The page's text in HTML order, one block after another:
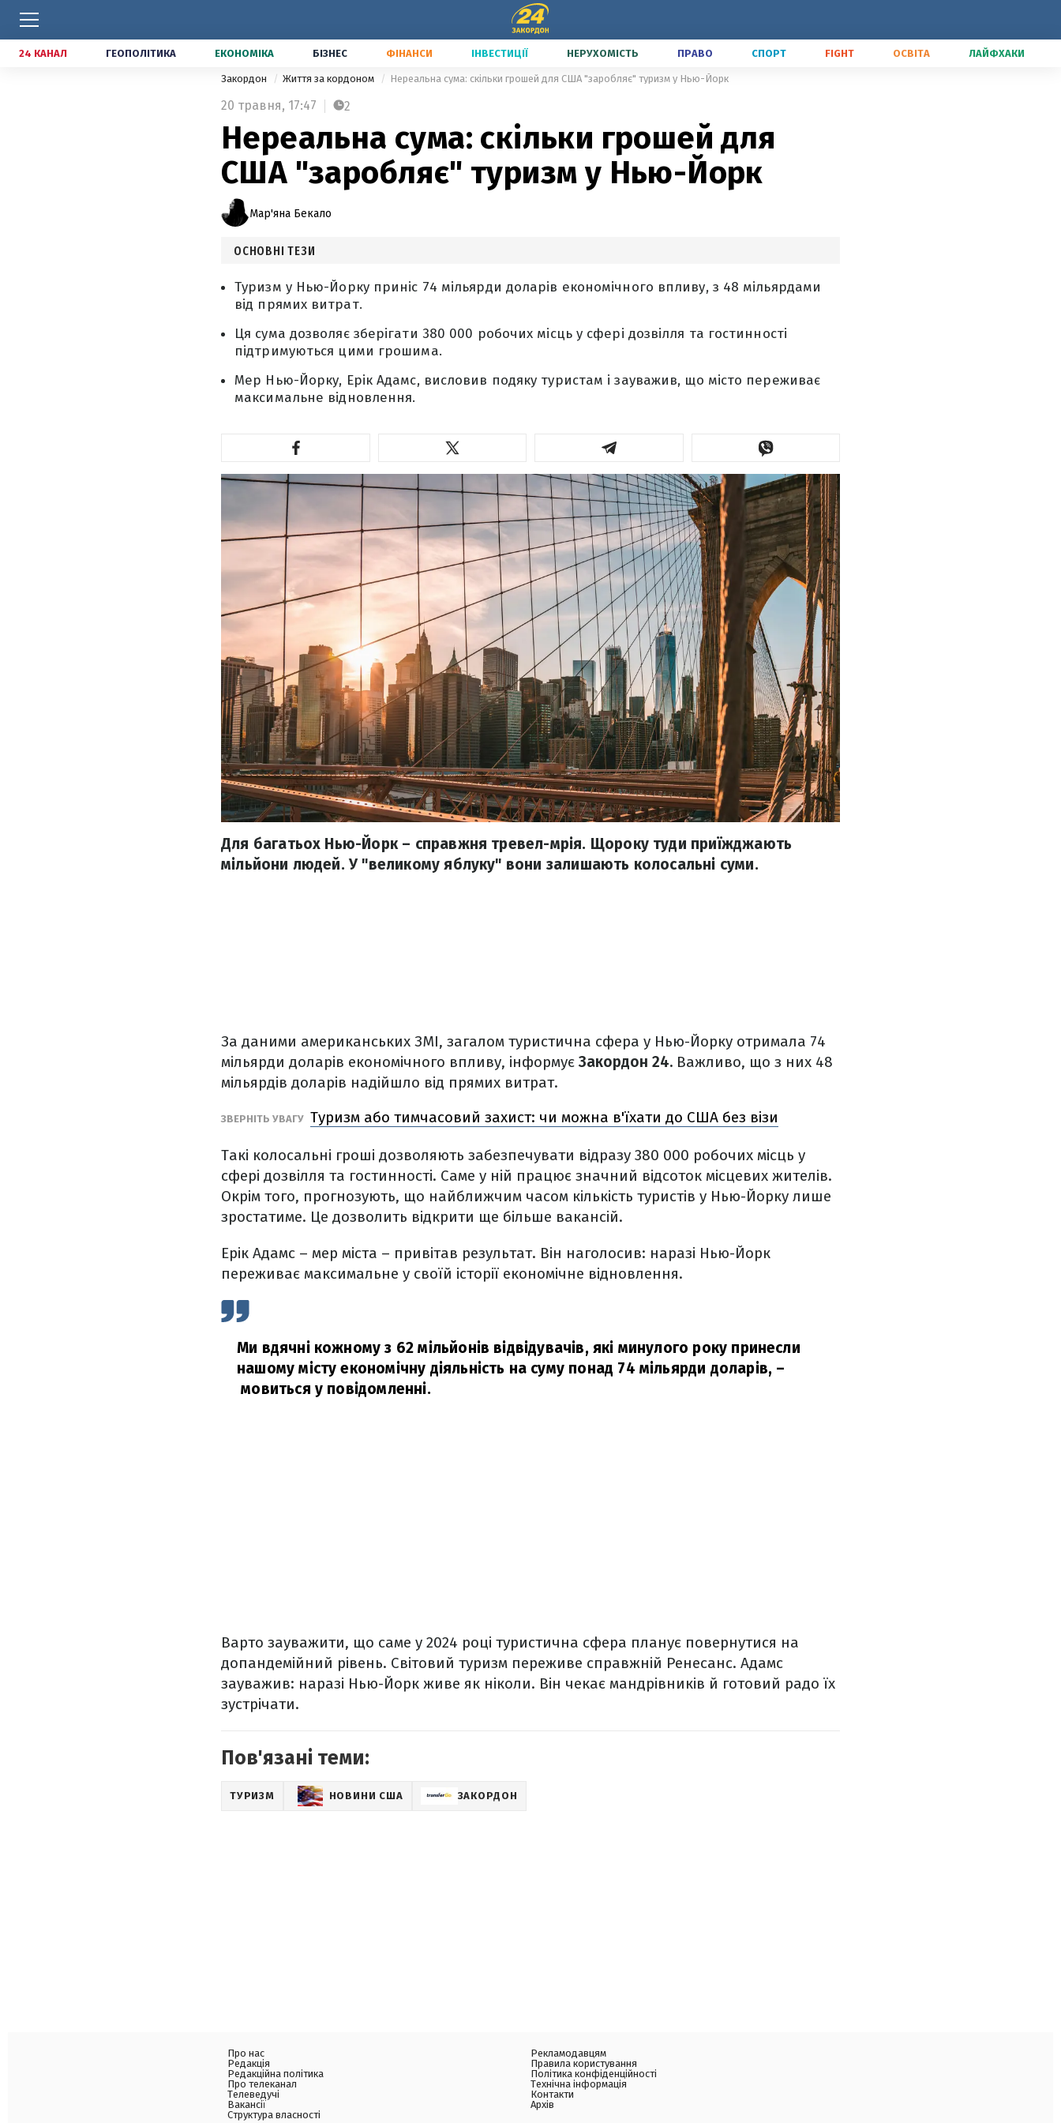
24 КАНАЛ ГЕОПОЛІТИКА ЕКОНОМІКА БІЗНЕС ФІНАНСИ ІНВЕСТИЦІЇ НЕРУХОМІСТЬ ПРАВО СПОРТ FIGHT ОСВІТА ЛАЙФХАКИ
Закордон Життя за кордоном Нереальна сума: скільки грошей для США "заробляє" туризм у Нью-Йорк
20 травня, 17:47 2
Нереальна сума: скільки грошей для
США "заробляє" туризм у Нью-Йорк
Мар'яна Бекало
ОСНОВНІ ТЕЗИ
Туризм у Нью-Йорку приніс 74 мільярди доларів економічного впливу, з 48 мільярдами
від прямих витрат.
Ця сума дозволяє зберігати 380 000 робочих місць у сфері дозвілля та гостинності
підтримуються цими грошима.
Мер Нью-Йорку, Ерік Адамс, висловив подяку туристам і зауважив, що місто переживає
максимальне відновлення.
Для багатьох Нью-Йорк – справжня тревел-мрія. Щороку туди приїжджають
мільйони людей. У "великому яблуку" вони залишають колосальні суми.
За даними американських ЗМІ, загалом туристична сфера у Нью-Йорку отримала 74
мільярди доларів економічного впливу, інформує Закордон 24. Важливо, що з них 48
мільярдів доларів надійшло від прямих витрат.
ЗВЕРНІТЬ УВАГУ Туризм або тимчасовий захист: чи можна в'їхати до США без візи
Такі колосальні гроші дозволяють забезпечувати відразу 380 000 робочих місць у
сфері дозвілля та гостинності. Саме у ній працює значний відсоток місцевих жителів.
Окрім того, прогнозують, що найближчим часом кількість туристів у Нью-Йорку лише
зростатиме. Це дозволить відкрити ще більше вакансій.
Ерік Адамс – мер міста – привітав результат. Він наголосив: наразі Нью-Йорк
переживає максимальне у своїй історії економічне відновлення.
Ми вдячні кожному з 62 мільйонів відвідувачів, які минулого року принесли
нашому місту економічну діяльність на суму понад 74 мільярди доларів, –
мовиться у повідомленні.
Варто зауважити, що саме у 2024 році туристична сфера планує повернутися на
допандемійний рівень. Світовий туризм переживе справжній Ренесанс. Адамс
зауважив: наразі Нью-Йорк живе як ніколи. Він чекає мандрівників й готовий радо їх
зустрічати.
Пов'язані теми:
ТУРИЗМ НОВИНИ США ЗАКОРДОН
Про нас
Редакція
Редакційна політика
Про телеканал
Телеведучі
Вакансії
Структура власності
Рекламодавцям
Правила користування
Політика конфіденційності
Технічна інформація
Контакти
Архів